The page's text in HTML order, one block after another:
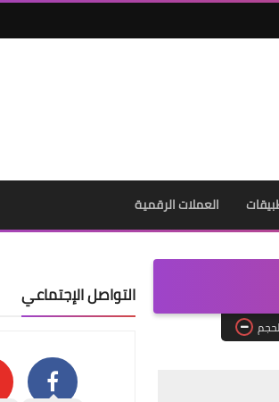
العملات الرقمية
التواصل الإجتماعي